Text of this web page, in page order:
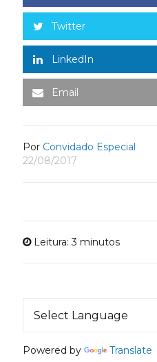
Twitter
LinkedIn
Email
Por Convidado Especial
22/08/2017
Leitura: 3 minutos
Powered by Translate